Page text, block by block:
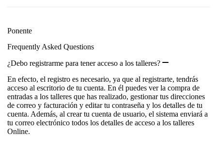
Ponente
Frequently Asked Questions
¿Debo registrarme para tener acceso a los talleres?
En efecto, el registro es necesario, ya que al registrarte, tendrás
acceso al escritorio de tu cuenta. En él puedes ver la compra de
entradas a los talleres que has realizado, gestionar tus direcciones
de correo y facturación y editar tu contraseña y los detalles de tu
cuenta. Además, al crear tu cuenta de usuario, el sistema enviará a
tu correo electrónico todos los detalles de acceso a los talleres
Online.